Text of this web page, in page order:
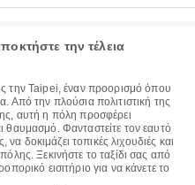
την τέλεια
την Taipei, έναν προορισμό όπου
Από την πλούσια πολιτιστική της
αυτή η πόλη προσφέρει
θαυμασμό. Φανταστείτε τον εαυτό
δοκιμάζει τοπικές λιχουδιές και
Ξεκινήστε το ταξίδι σας από
εισιτήριο για να κάνετε το